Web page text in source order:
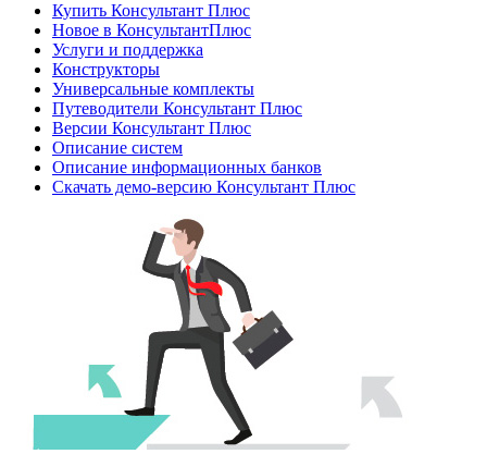
Купить Консультант Плюс
Новое в КонсультантПлюс
Услуги и поддержка
Конструкторы
Универсальные комплекты
Путеводители Консультант Плюс
Версии Консультант Плюс
Описание систем
Описание информационных банков
Скачать демо-версию Консультант Плюс